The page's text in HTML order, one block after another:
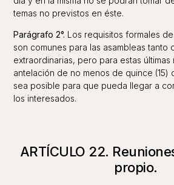
temas no previstos en éste.
Parágrafo 2°. Los requisitos formales
son comunes para las asambleas tanto
extraordinarias, pero para estas últimas
antelación de no menos de quince (15)
sea posible para que pueda llegar a
los interesados.
ARTÍCULO 22.
propio.